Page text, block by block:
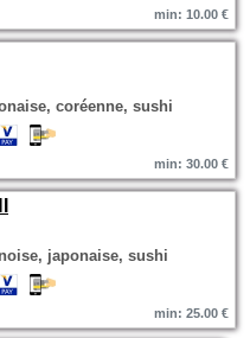
min: 10.00 €
coréenne, sushi
min: 30.00 €
japonaise, sushi
min: 25.00 €